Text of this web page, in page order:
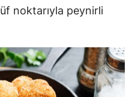
noktarıyla peynirli